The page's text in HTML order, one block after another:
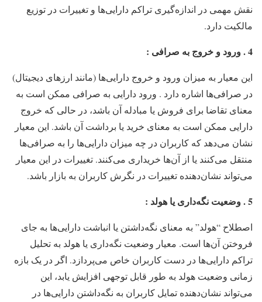
نقش مهمی در اندازه‌گیری تراکم دارایی‌ها و تغییرات در توزیع
مالکیت دارد.
4 . ورود و خروج به صرافی :
این معیار به میزان ورود و خروج دارایی‌ها (مانند ارزهای دیجیتال)
در صرافی‌ها اشاره دارد . ورود دارایی به صرافی ممکن است به
معنای تقاضا برای فروش یا مبادله آن باشد، در حالی که خروج
دارایی ممکن است به معنای خرید یا برداشت آن باشد. این معیار
نشان می‌دهد که کاربران در چه میزان دارایی‌ها را به صرافی‌ها
منتقل می‌کنند یا از آن‌ها خریداری می‌کنند. تغییرات در این معیار
می‌تواند نشان‌دهنده تغییرات در نگرش کاربران به بازار باشد.
5 . وضعیت نگه‌داری یا هولد :
اصطلاح “هولد” به معنای نگه‌داشتن یا انباشت دارایی‌ها به جای
فروختن آن‌ها است. معیار وضعیت نگه‌داری یا هولد به تحلیل
تراکم دارایی‌ها در دست کاربران خاص می‌پردازد. اگر در یک بازه
زمانی وضعیت هولد به طور قابل توجهی افزایش یابد، این
می‌تواند نشان‌دهنده تمایل کاربران به نگه‌داشتن دارایی‌ها در